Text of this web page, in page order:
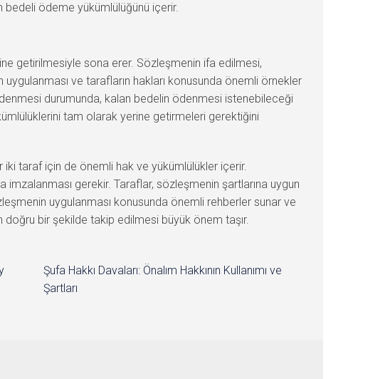
bedeli ödeme yükümlülüğünü içerir.
getirilmesiyle sona erer. Sözleşmenin ifa edilmesi,
ve tarafların hakları konusunda önemli örnekler
durumunda, kalan bedelin ödenmesi istenebileceği
tam olarak yerine getirmeleri gerektiğini
iki taraf için de önemli hak ve yükümlülükler içerir.
gerekir. Taraflar, sözleşmenin şartlarına uygun
uygulanması konusunda önemli rehberler sunar ve
doğru bir şekilde takip edilmesi büyük önem taşır.
Şufa Hakkı Davaları: Önalım Hakkının Kullanımı ve
Şartları